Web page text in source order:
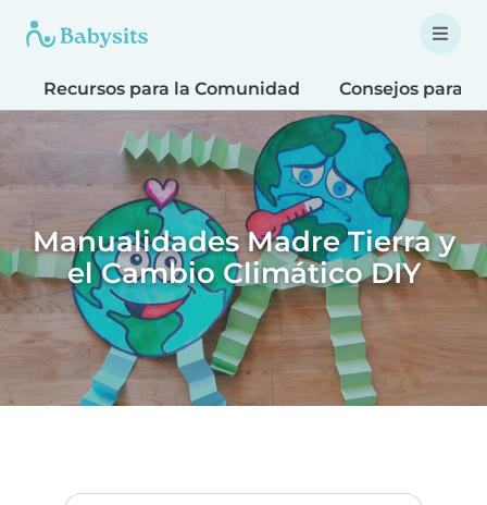
Recursos para la Comunidad Consejos para
Manualidades Madre Tierra y
el Cambio Climático DIY